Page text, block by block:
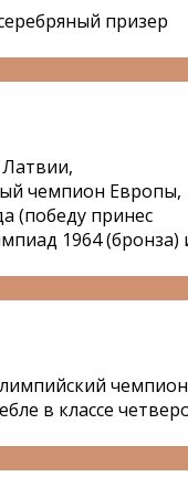
призер
чемпион Европы,
(победу принес
1964 (бронза)
чемпион
в классе